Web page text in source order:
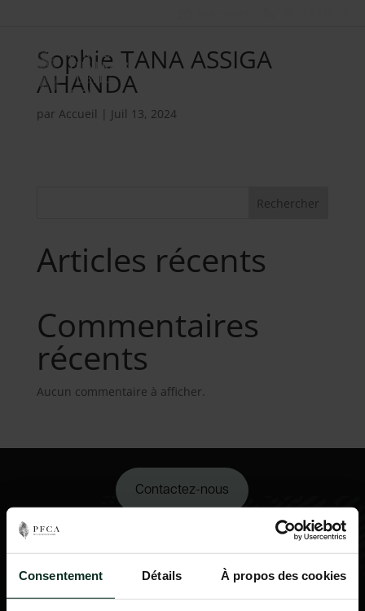
Consentement Détails À propos des cookies
Sophie TANA ASSIGA
AHANDA
par Accueil | Juil 13, 2024
Rechercher
Articles récents
Commentaires
récents
Aucun commentaire à afficher.
Contactez-nous